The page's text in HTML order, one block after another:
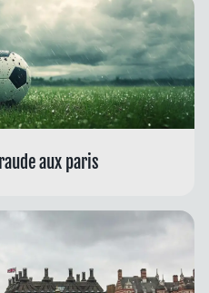
aux paris